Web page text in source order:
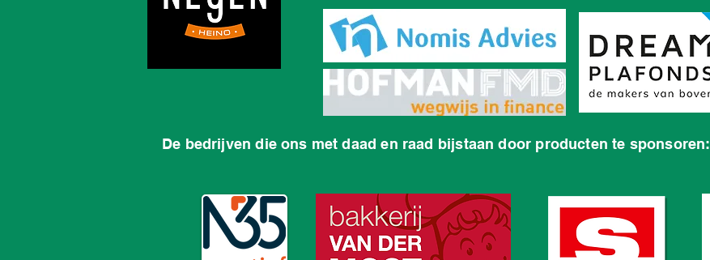
De bedrijven die ons met daad en raad bijstaan door producten te sponsoren: